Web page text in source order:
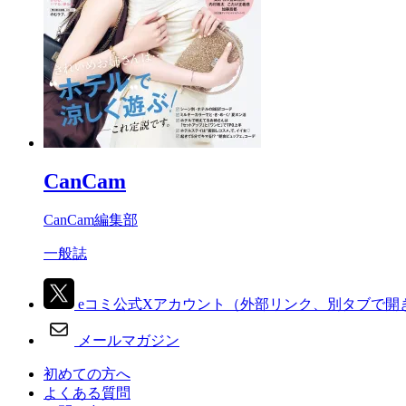
CanCam
CanCam編集部
一般誌
eコミ公式Xアカウント （外部リンク、別タブで開
メールマガジン
初めての方へ
よくある質問